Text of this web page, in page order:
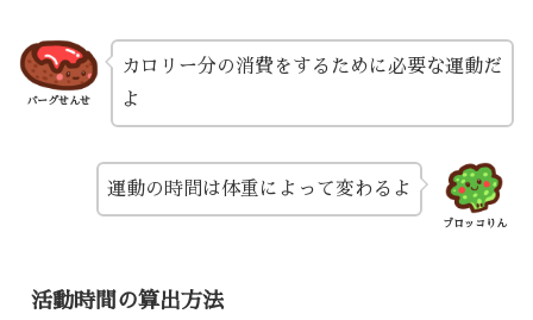
バーグせんせ
カロリー分の消費をするために必要な運動だ
よ
ブロッコりん
運動の時間は体重によって変わるよ
活動時間の算出方法